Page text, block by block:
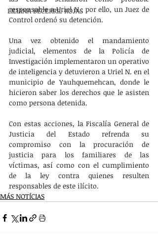
LILIANA BECERRIL ROJAS
responsable a Uriel N.; por ello, un Juez de
Control ordenó su detención.
Una vez obtenido el mandamiento
judicial, elementos de la Policía de
Investigación implementaron un operativo
de inteligencia y detuvieron a Uriel N. en el
municipio de Yauhquemehcan, donde le
hicieron saber los derechos que le asisten
como persona detenida.
Con estas acciones, la Fiscalía General de
Justicia del Estado refrenda su
compromiso con la procuración de
justicia para los familiares de las
víctimas, así como con el cumplimiento
de la ley contra quienes resulten
responsables de este ilícito.
MÁS NOTÍCIAS